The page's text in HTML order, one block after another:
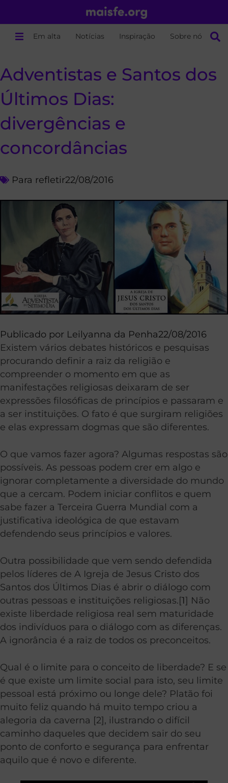
Em alta Notícias Inspiração Sobre nós
Adventistas e Santos dos
Últimos Dias:
divergências e
concordâncias
Para refletir22/08/2016
Publicado por Leilyanna da Penha22/08/2016
Existem vários debates históricos e pesquisas
procurando definir a raiz da religião e
compreender o momento em que as
manifestações religiosas deixaram de ser
expressões filosóficas de princípios e passaram e
a ser instituições. O fato é que surgiram religiões
e elas expressam dogmas que são diferentes.
O que vamos fazer agora? Algumas respostas são
possíveis. As pessoas podem crer em algo e
ignorar completamente a diversidade do mundo
que a cercam. Podem iniciar conflitos e quem
sabe fazer a Terceira Guerra Mundial com a
justificativa ideológica de que estavam
defendendo seus princípios e valores.
Outra possibilidade que vem sendo defendida
pelos líderes de A Igreja de Jesus Cristo dos
Santos dos Últimos Dias é abrir o diálogo com
outras pessoas e instituições religiosas.[1] Não
existe liberdade religiosa real sem maturidade
dos indivíduos para o diálogo com as diferenças.
A ignorância é a raiz de todos os preconceitos.
Qual é o limite para o conceito de liberdade? E se
é que existe um limite social para isto, seu limite
pessoal está próximo ou longe dele? Platão foi
muito feliz quando há muito tempo criou a
alegoria da caverna [2], ilustrando o difícil
caminho daqueles que decidem sair do seu
ponto de conforto e segurança para enfrentar
aquilo que é novo e diferente.